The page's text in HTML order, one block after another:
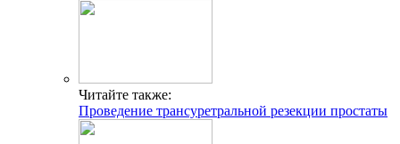
Читайте также:
Проведение трансуретральной резекции простаты